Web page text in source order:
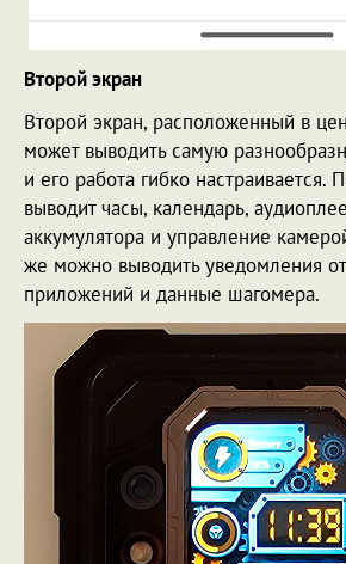
Второй экран
Второй экран, расположенный в
может выводить самую
и его работа гибко настраивается.
выводит часы, календарь,
аккумулятора и управление
же можно выводить уведомления
приложений и данные шагомера.